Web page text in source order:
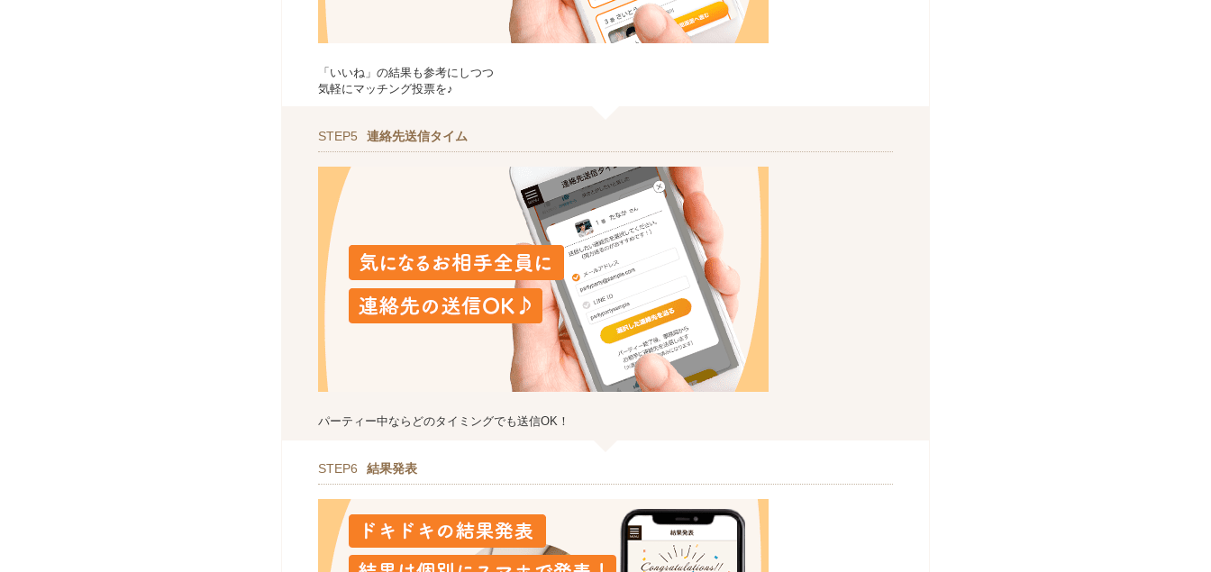
「いいね」の結果も参考にしつつ
気軽にマッチング投票を♪
STEP5 連絡先送信タイム
パーティー中ならどのタイミングでも送信OK！
STEP6 結果発表